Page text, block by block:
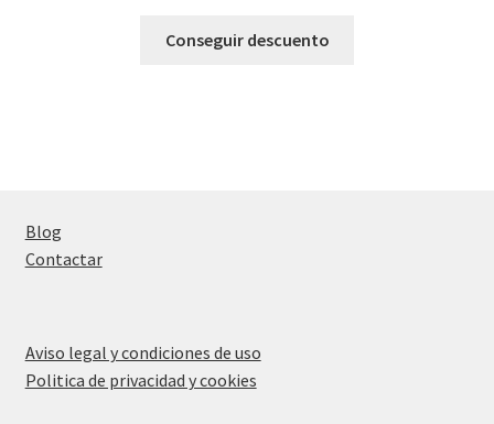
Conseguir descuento
Blog
Contactar
Aviso legal y condiciones de uso
Politica de privacidad y cookies